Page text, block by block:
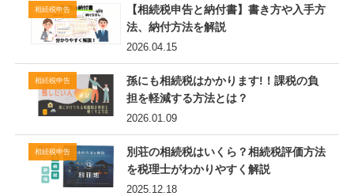
相続税申告
2026.04.15
【相続税申告と納付書】書き方や入手方
法、納付方法を解説
相続税申告
2026.01.09
孫にも相続税はかかります!！課税の負
担を軽減する方法とは？
相続税申告
2025.12.18
別荘の相続税はいくら？相続税評価方法
を税理士がわかりやすく解説